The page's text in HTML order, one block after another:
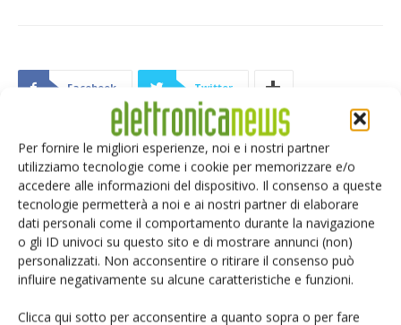
Per fornire le migliori esperienze, noi e i nostri partner
utilizziamo tecnologie come i cookie per memorizzare e/o
accedere alle informazioni del dispositivo. Il consenso a queste
tecnologie permetterà a noi e ai nostri partner di elaborare
dati personali come il comportamento durante la navigazione
o gli ID univoci su questo sito e di mostrare annunci (non)
personalizzati. Non acconsentire o ritirare il consenso può
influire negativamente su alcune caratteristiche e funzioni.
Clicca qui sotto per acconsentire a quanto sopra o per fare
Facebook Twitter
ARTICOLI CORRELATI ALTRO DALL'AUTORE
Semiconduttori: boom di
apparecchiature di metrologia e
ispezione